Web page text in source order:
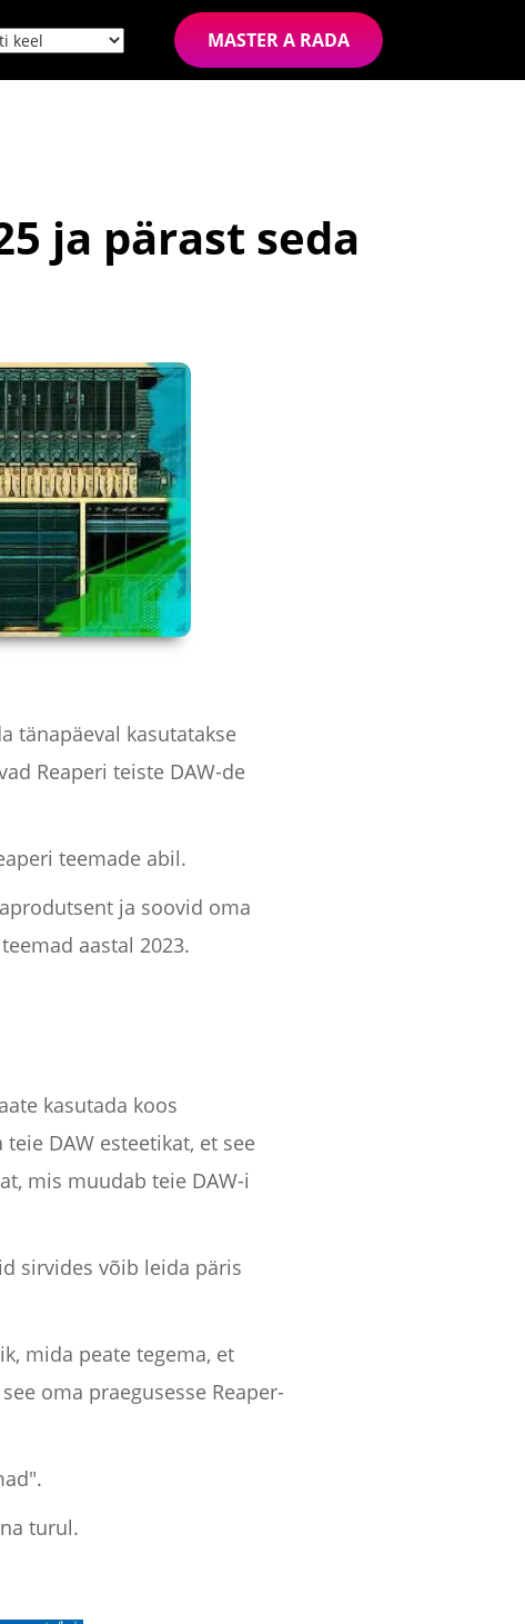
MASTER A RADA
ja pärast seda
tänapäeval kasutatakse
Reaperi teiste DAW-de
teemade abil.
ja soovid oma
aastal 2023.
kasutada koos
DAW esteetikat, et see
mis muudab teie DAW-i
sirvides võib leida päris
mida peate tegema, et
oma praegusesse Reaper-
turul.